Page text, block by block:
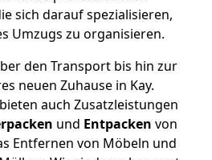
sich darauf spezialisieren,
Umzugs zu organisieren.
den Transport bis hin zur
neuen Zuhause in Kay.
auch Zusatzleistungen
und Entpacken von
Entfernen von Möbeln und